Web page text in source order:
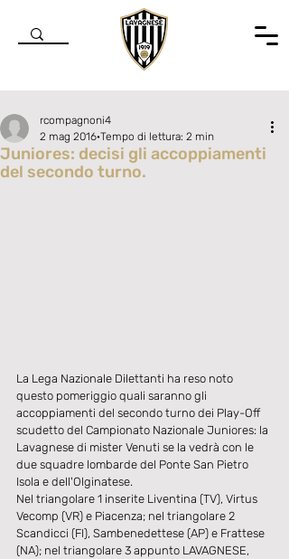
Juniores: decisi gli accoppiamenti
del secondo turno.
rcompagnoni4
2 mag 2016 Tempo di lettura: 2 min
La Lega Nazionale Dilettanti ha reso noto
questo pomeriggio quali saranno gli
accoppiamenti del secondo turno dei Play-Off
scudetto del Campionato Nazionale Juniores: la
Lavagnese di mister Venuti se la vedrà con le
due squadre lombarde del Ponte San Pietro
Isola e dell'Olginatese.
Nel triangolare 1 inserite Liventina (TV), Virtus
Vecomp (VR) e Piacenza; nel triangolare 2
Scandicci (FI), Sambenedettese (AP) e Frattese
(NA); nel triangolare 3 appunto LAVAGNESE,